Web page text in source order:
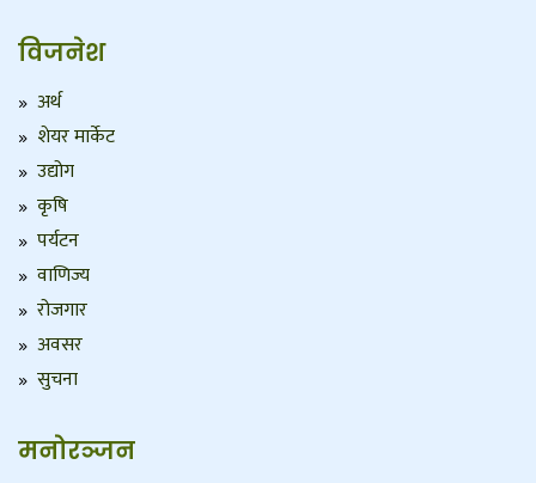
विजनेश
अर्थ
शेयर मार्केट
उद्योग
कृषि
पर्यटन
वाणिज्य
रोजगार
अवसर
सुचना
मनोरञ्जन